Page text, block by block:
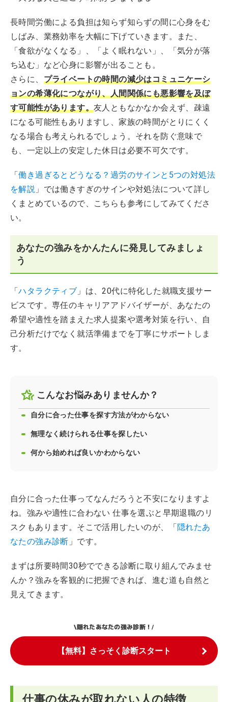
長時間労働による負担は知らず知らずの間に心身をむ
しばみ、業務効率を大幅に下げていきます。また、
「食欲がなくなる」、「よく眠れない」、「気分が落
ち込む」など心身に影響が出ることも。
さらに、 プライベートの時間の減少はコミュニケーシ
ョンの希薄化につながり、人間関係にも悪影響を及ぼ
す可能性があります。友人ともなかなか会えず、疎遠
になる可能性もありますし、家族の時間がとりにくく
なる場合も考えられるでしょう。それを防ぐ意味で
も、一定以上の安定した休日は必要不可欠です。
「働き過ぎるとどうなる？過労のサインと5つの対処法
を解説 」では働きすぎのサインや対処法について詳し
くまとめているので、こちらも参考にしてみてくださ
い。
あなたの強みをかんたんに発見してみましょ
う
「ハタラクティブ 」は、20代に特化した就職支援サー
ビスです。専任のキャリアアドバイザーが、あなたの
希望や適性を踏まえた求人提案や選考対策を行い、自
己分析だけでなく就活準備までを丁寧にサポートしま
す。
こんなお悩みありませんか？
自分に合った仕事を探す方法がわからない
無理なく続けられる仕事を探したい
何から始めれば良いかわからない
自分に合った仕事ってなんだろうと不安になりますよ
ね。強みや適性に合わない 仕事を選ぶと早期退職のリ
スクもあります。そこで活用したいのが、「隠れたあ
なたの強み診断 」です。
まずは所要時間30秒でできる診断に取り組んでみませ
んか？強みを客観的に把握できれば、進む道も自然と
見えてきます。
\隠れたあなたの強み診断！/
【無料】さっそく診断スタート
仕事の休みが取れない人の特徴